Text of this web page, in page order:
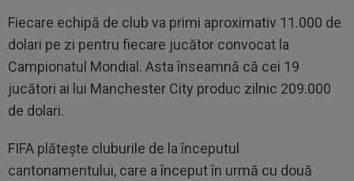
Fiecare echipă de club va primi aproximativ 11.000 de
dolari pe zi pentru fiecare jucător convocat la
Campionatul Mondial. Asta înseamnă că cei 19
jucători ai lui Manchester City produc zilnic 209.000
de dolari.
FIFA plătește cluburile de la începutul
cantonamentului, care a început în urmă cu două